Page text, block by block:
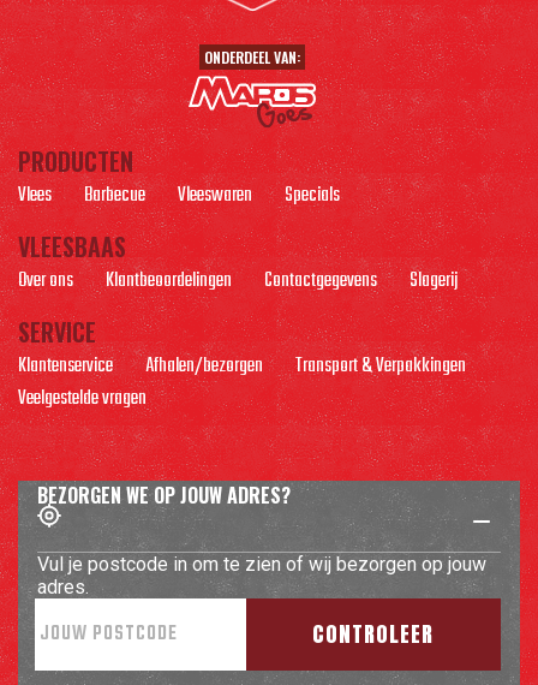
BEZORGEN WE OP JOUW ADRES?
Vul je postcode in om te zien of wij bezorgen op jouw
adres.
CONTROLEER
ONDERDEEL VAN:
PRODUCTEN
Vlees Barbecue Vleeswaren Specials
VLEESBAAS
Over ons Klantbeoordelingen Contactgegevens Slagerij
SERVICE
Klantenservice Afhalen/bezorgen
Transport & Verpakkingen
Veelgestelde vragen
© MAROSGOES.NL
PRIVACY- EN COOKIEVERLARING